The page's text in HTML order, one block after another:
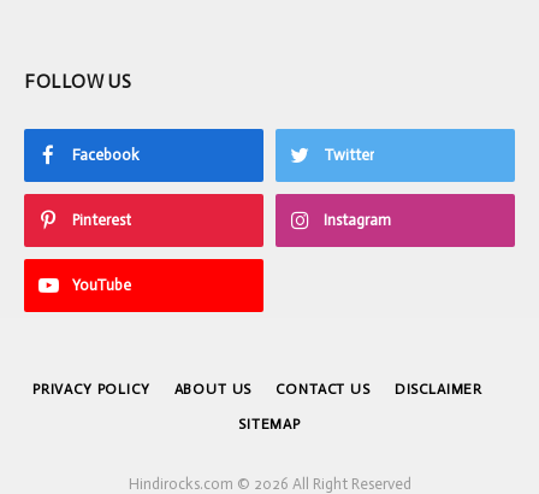
FOLLOW US
Facebook Twitter
Pinterest Instagram
YouTube
PRIVACY POLICY ABOUT US CONTACT US DISCLAIMER
SITEMAP
Hindirocks.com © 2026 All Right Reserved